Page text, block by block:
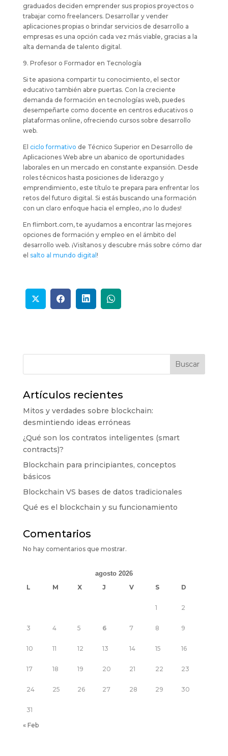
graduados deciden emprender sus propios proyectos o
trabajar como freelancers. Desarrollar y vender
aplicaciones propias o brindar servicios de desarrollo a
empresas es una opción cada vez más viable, gracias a la
alta demanda de talento digital.
9. Profesor o Formador en Tecnología
Si te apasiona compartir tu conocimiento, el sector
educativo también abre puertas. Con la creciente
demanda de formación en tecnologías web, puedes
desempeñarte como docente en centros educativos o
plataformas online, ofreciendo cursos sobre desarrollo
web.
El ciclo formativo de Técnico Superior en Desarrollo de
Aplicaciones Web abre un abanico de oportunidades
laborales en un mercado en constante expansión. Desde
roles técnicos hasta posiciones de liderazgo y
emprendimiento, este título te prepara para enfrentar los
retos del futuro digital. Si estás buscando una formación
con un claro enfoque hacia el empleo, ¡no lo dudes!
En flimbort.com, te ayudamos a encontrar las mejores
opciones de formación y empleo en el ámbito del
desarrollo web. ¡Visítanos y descubre más sobre cómo dar
el salto al mundo digital!
Buscar
Artículos recientes
Mitos y verdades sobre blockchain:
desmintiendo ideas erróneas
¿Qué son los contratos inteligentes (smart
contracts)?
Blockchain para principiantes, conceptos
básicos
Blockchain VS bases de datos tradicionales
Qué es el blockchain y su funcionamiento
Comentarios
No hay comentarios que mostrar.
agosto 2026
L
M X J V S D
1 2
3 4 5 6 7 8 9
10 11 12 13 14 15 16
17 18 19 20 21 22 23
24 25 26 27 28 29 30
31
« Feb